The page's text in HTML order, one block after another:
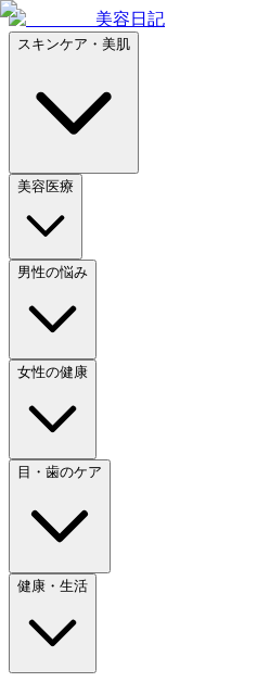
美容日記
スキンケア・美肌
美容医療
男性の悩み
女性の健康
目・歯のケア
健康・生活